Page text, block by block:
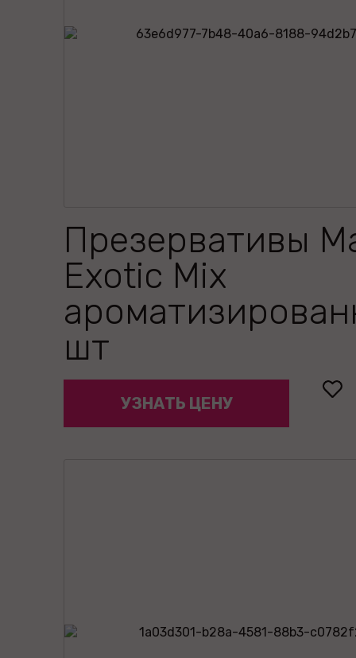
Презервативы
Exotic Mix
шт
УЗНАТЬ ЦЕНУ